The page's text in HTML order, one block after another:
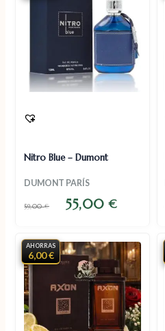
Nitro Blue – Dumont
DUMONT PARÍS
59,00€ 55,00€
AHORRAS
6,00 €